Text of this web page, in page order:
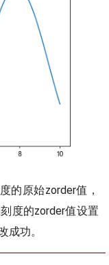
的原始zorder值，
度的zorder值设置
成功。